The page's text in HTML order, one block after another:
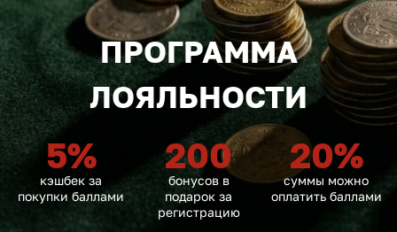
ПРОГРАММА
ЛОЯЛЬНОСТИ
5%
кэшбек за
покупки баллами
200
бонусов в
подарок за
регистрацию
20%
суммы можно
оплатить баллами